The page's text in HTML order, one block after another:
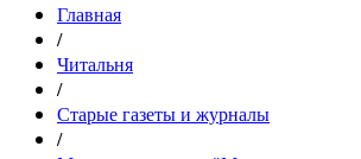
Главная
/
Читальня
/
Старые газеты и журналы
/